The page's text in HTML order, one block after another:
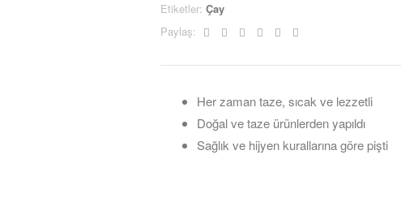
Etiketler: Çay
Paylaş:
Facebook
TwitterLinkedinGoogle+Pinterest
Her zaman taze, sıcak ve lezzetli
Doğal ve taze ürünlerden yapıldı
Sağlık ve hijyen kurallarına göre pişti